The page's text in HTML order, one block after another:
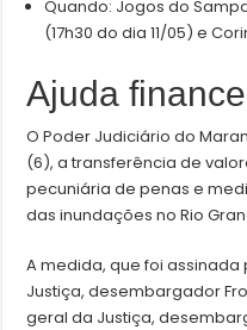
Quando: Jogos do
(17h30 do dia 11/05) e
Ajuda
O Poder Judiciário do
(6), a transferência de
pecuniária de penas e
das inundações no Rio
A medida, que foi
Justiça, desembargador
geral da Justiça,